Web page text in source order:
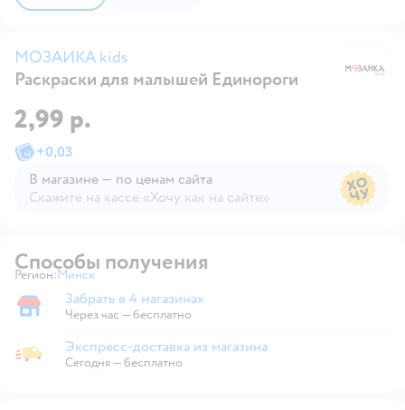
МОЗАИКА kids
Раскраски для малышей Единороги
2,99 р.
+0,03
В магазине — по ценам сайта
Скажите на кассе «Хочу как на сайте»
Способы получения
Регион: Выбор адреса доставки.
Минск
Забрать в магазине
Забрать в 4 магазинах
Через час — бесплатно
Экспресс-доставка из магазина
Экспресс-доставка из магазина
Сегодня—бесплатно